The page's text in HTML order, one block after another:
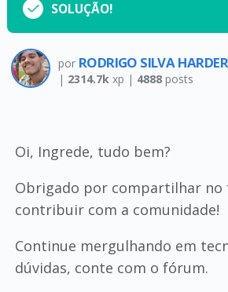
SOLUÇÃO!
por RODRIGO SILVA HARDER
| 2314.7kxp | 4888posts
Oi, Ingrede, tudo bem?
Obrigado por compartilhar no
contribuir com a comunidade!
Continue mergulhando em
dúvidas, conte com o fórum.